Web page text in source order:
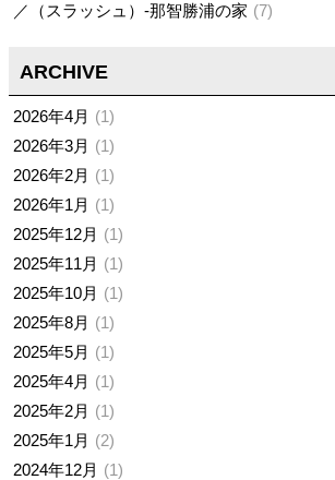
／（スラッシュ）-那智勝浦の家
7
ARCHIVE
2026年4月
1
2026年3月
1
2026年2月
1
2026年1月
1
2025年12月
1
2025年11月
1
2025年10月
1
2025年8月
1
2025年5月
1
2025年4月
1
2025年2月
1
2025年1月
2
2024年12月
1